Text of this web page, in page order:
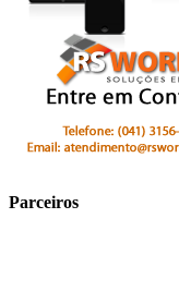
Parceiros